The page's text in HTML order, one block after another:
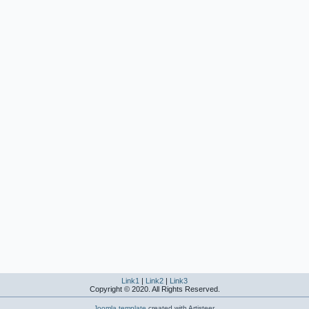
Link1 | Link2 | Link3
Copyright © 2020. All Rights Reserved.